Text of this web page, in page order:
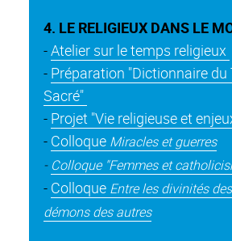
4. LE RELIGIEUX DANS LE
-Atelier sur le temps religieux
- Préparation "Dictionnaire du
Sacré"
- Projet "Vie religieuse et
- Colloque Miracles et guerres
- Colloque "Femmes et
- Colloque Entre les divinités
démons des autres